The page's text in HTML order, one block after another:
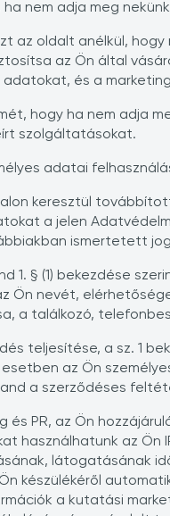
ha nem adja meg
az oldalt anélkül,
az Ön által
és a
hogy ha nem adja
szolgáltatásokat.
adatai
keresztül
a jelen
ismertetett
1. § (1) bekezdése
Ön nevét,
a találkozó,
teljesítése, a sz. 1
esetben az Ön
a szerződéses
és PR, az Ön
használhatunk az Ön
látogatásának
készülékéről
a kutatási